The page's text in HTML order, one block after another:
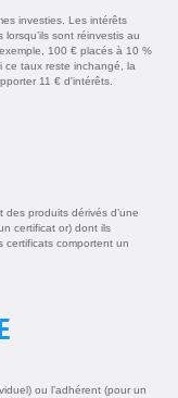
investies. Les intérêts
sont réinvestis au
100 € placés à 10 %
taux reste inchangé, la
11 € d'intérêts.
produits dérivés d’une
certificat or) dont ils
certificats comportent un
ou l’adhérent (pour un